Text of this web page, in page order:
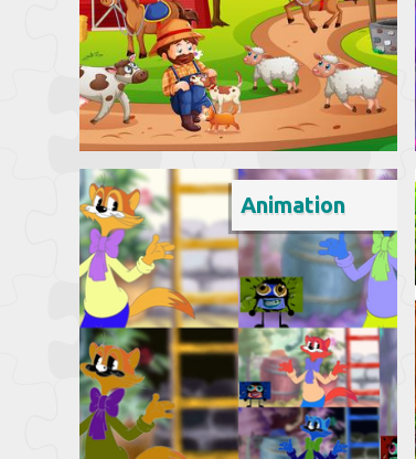
Animation